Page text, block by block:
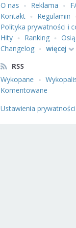
O nas
Reklama
Kontakt
Regulamin
Polityka prywatności i
Hity
Ranking
Changelog
więcej
RSS
Wykopane
Komentowane
Ustawienia prywatności